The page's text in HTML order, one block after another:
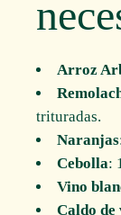
Arroz
trituradas.
Naranjas
Cebolla:
Vino
Caldo